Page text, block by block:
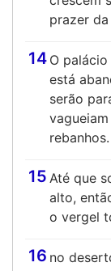
prazer
14 O
está
serão
rebanhos.
15 Até que
alto,
o vergel
16 no